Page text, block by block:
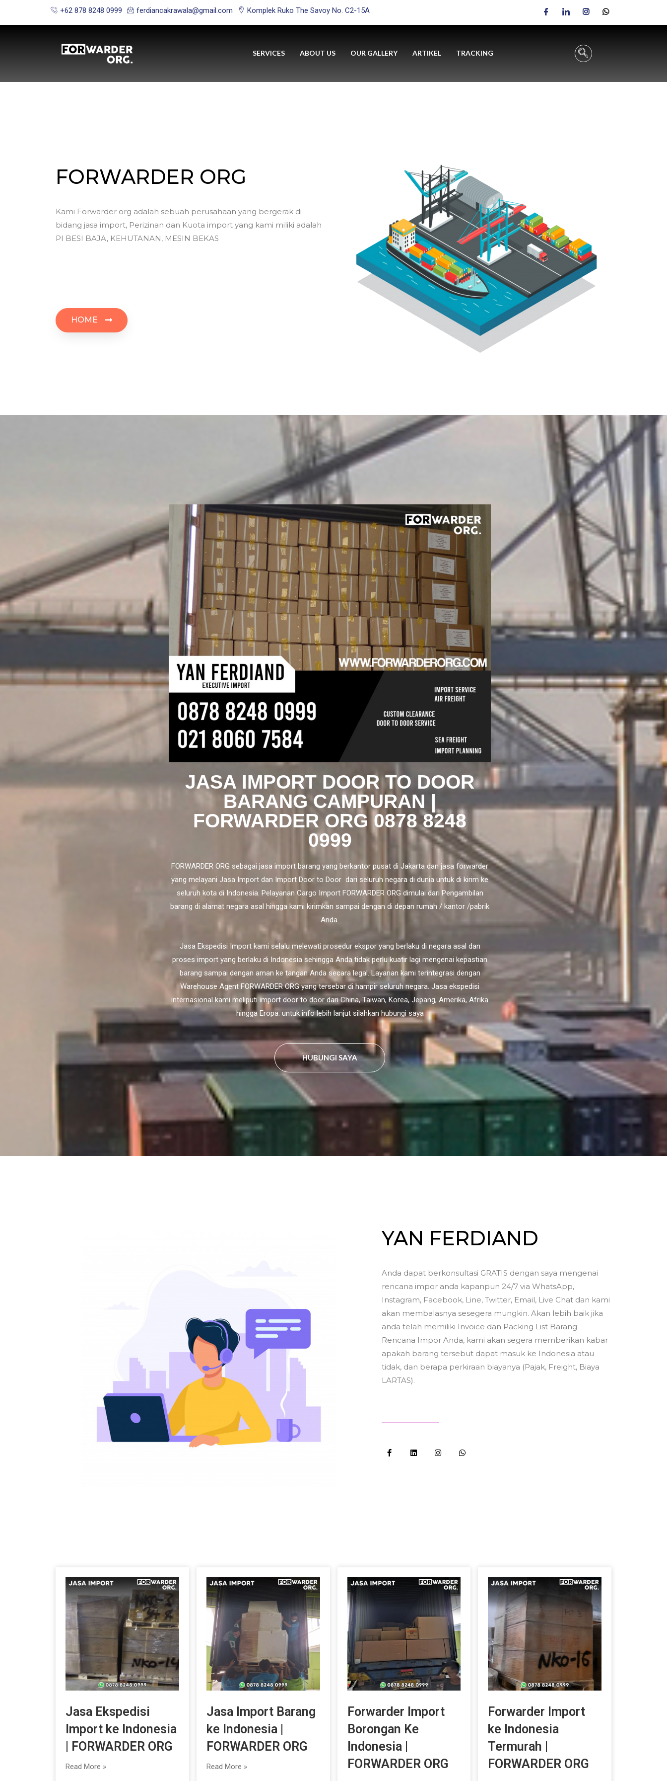
+62 878 8248 0999 ferdiancakrawala@gmail.com Komplek Ruko The Savoy No. C2-15A
SERVICES ABOUT US OUR GALLERY ARTIKEL TRACKING
FORWARDER ORG
Kami Forwarder org adalah sebuah perusahaan yang bergerak di
bidang jasa import, Perizinan dan Kuota import yang kami miliki adalah
PI BESI BAJA, KEHUTANAN, MESIN BEKAS
HOME
JASA IMPORT DOOR TO DOOR
BARANG CAMPURAN |
FORWARDER ORG 0878 8248
0999
FORWARDER ORG sebagai jasa import barang yang berkantor pusat di Jakarta dan jasa forwarder
yang melayaniJasa Import dan Import Door to Door dari seluruh negara di dunia untuk di kirim ke
seluruh kota di Indonesia. Pelayanan Cargo Import FORWARDER ORG dimulai dari Pengambilan
barang di alamat negara asal hingga kami kirimkan sampai dengan di depan rumah / kantor /pabrik
Anda.
Jasa Ekspedisi Import kami selalu melewati prosedur ekspor yang berlaku di negara asal dan
proses import yang berlaku di Indonesia sehingga Anda tidak perlu kuatir lagi mengenai kepastian
barang sampai dengan aman ke tangan Anda secara legal. Layanan kami terintegrasi dengan
Warehouse Agent FORWARDER ORG yang tersebar di hampir seluruh negara. Jasa ekspedisi
internasional kami meliputi import door to door dari China, Taiwan, Korea, Jepang, Amerika, Afrika
hingga Eropa. untuk info lebih lanjut silahkan hubungi saya
HUBUNGI SAYA
YAN FERDIAND
Anda dapat berkonsultasi GRATIS dengan saya mengenai
rencana impor anda kapanpun 24/7 via WhatsApp,
Instagram, Facebook, Line, Twitter, Email, Live Chat dan kami
akan membalasnya sesegera mungkin. Akan lebih baik jika
anda telah memiliki Invoice dan Packing List Barang
Rencana Impor Anda, kami akan segera memberikan kabar
apakah barang tersebut dapat masuk ke Indonesia atau
tidak, dan berapa perkiraan biayanya (Pajak, Freight, Biaya
LARTAS).
Jasa Ekspedisi
Import ke Indonesia
| FORWARDER ORG
Read More »
Jasa Import Barang
ke Indonesia |
FORWARDER ORG
Read More »
Forwarder Import
Borongan Ke
Indonesia |
FORWARDER ORG
Forwarder Import
ke Indonesia
Termurah |
FORWARDER ORG